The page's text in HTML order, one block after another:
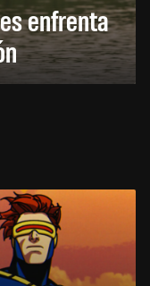
enfrenta